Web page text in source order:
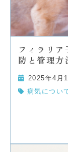
フィラリ
防と管理方
2025年4月
病気につい